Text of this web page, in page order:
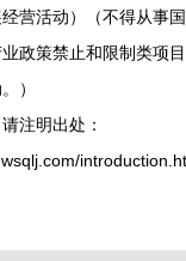
营活动）（不得从事国
政策禁止和限制类项目
）
注明出处：